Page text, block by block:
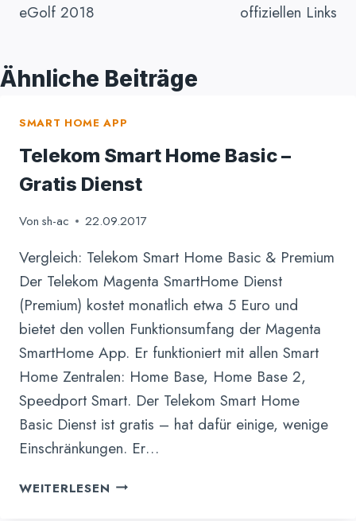
eGolf 2018
offiziellen Links
Ähnliche Beiträge
SMART HOME APP
Telekom Smart Home Basic –
Gratis Dienst
Von sh-ac 22.09.2017
Vergleich: Telekom Smart Home Basic & Premium
Der Telekom Magenta SmartHome Dienst
(Premium) kostet monatlich etwa 5 Euro und
bietet den vollen Funktionsumfang der Magenta
SmartHome App. Er funktioniert mit allen Smart
Home Zentralen: Home Base, Home Base 2,
Speedport Smart. Der Telekom Smart Home
Basic Dienst ist gratis – hat dafür einige, wenige
Einschränkungen. Er…
WEITERLESEN TELEKOM